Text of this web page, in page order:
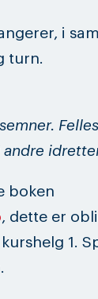
i
turn.
andre
boken
, dette er
1.